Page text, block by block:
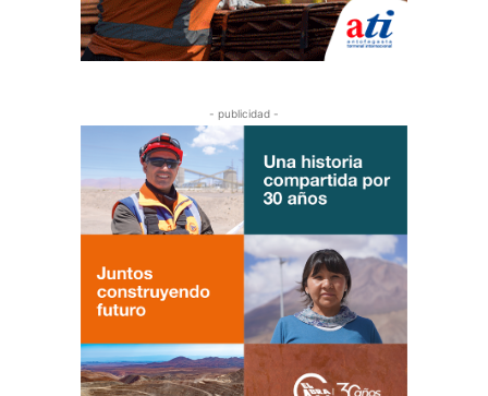
- publicidad -